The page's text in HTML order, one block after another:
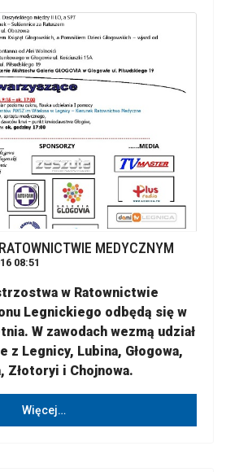
MEDYCZNYM
08:51
w Ratownictwie
Legnickiego odbędą się w
W zawodach wezmą udział
z Legnicy, Lubina, Głogowa,
Złotoryi i Chojnowa.
Więcej…